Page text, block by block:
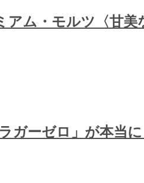
ム・モルツ〈甘
ガーゼロ」が本当